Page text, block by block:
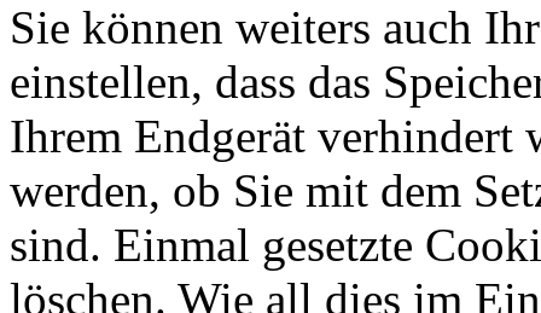
Sie können weiters auch
einstellen, dass das
Ihrem Endgerät verhindert
werden, ob Sie mit dem
sind. Einmal gesetzte
löschen. Wie all dies im